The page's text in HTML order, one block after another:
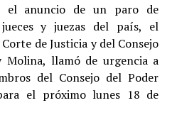
el anuncio de un paro de
y juezas del país, el
de Justicia y del Consejo
Molina, llamó de urgencia a
del Consejo del Poder
el próximo lunes 18 de